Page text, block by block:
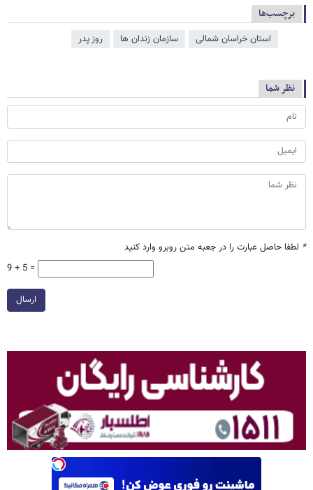
برچسب‌ها
استان خراسان شمالی سازمان زندان ها روز پدر
نظر شما
* لطفا حاصل عبارت را در جعبه متن روبرو وارد کنید
9 + 5 =
ارسال